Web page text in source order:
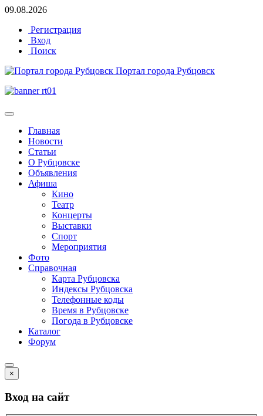
09.08.2026
Регистрация
Вход
Поиск
Портал города Рубцовск
Главная
Новости
Статьи
О Рубцовске
Объявления
Афиша
Кино
Театр
Концерты
Выставки
Спорт
Мероприятия
Фото
Справочная
Карта Рубцовска
Индексы Рубцовска
Телефонные коды
Время в Рубцовске
Погода в Рубцовске
Каталог
Форум
×
Вход на сайт